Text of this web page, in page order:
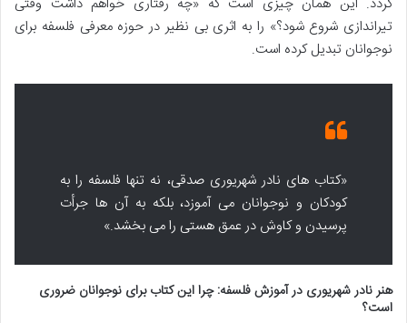
تیراندازی شروع شود؟» را به اثری بی نظیر در حوزه معرفی فلسفه برای
نوجوانان تبدیل کرده است.
«کتاب های نادر شهریوری صدقی، نه تنها فلسفه را به
کودکان و نوجوانان می آموزد، بلکه به آن ها جرأت
پرسیدن و کاوش در عمق هستی را می بخشد.»
هنر نادر شهریوری در آموزش فلسفه: چرا این کتاب برای نوجوانان ضروری
است؟